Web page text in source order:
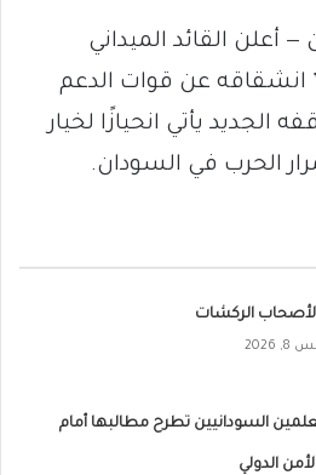
أعلن القائد الميداني
انشقاقه عن قوات الدعم
الجديد يأتي انحيازًا لخيار
الحرب في السودان.
لأصحاب الركشات
السودانيين تطرح مطالبها أمام
الدولي